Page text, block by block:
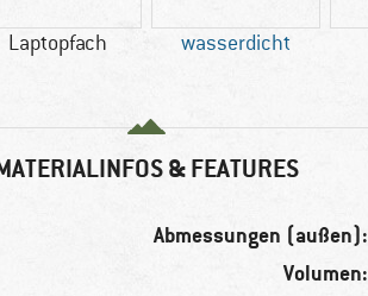
Laptopfach wasserdicht
& FEATURES
Abmessungen (außen):
Volumen: